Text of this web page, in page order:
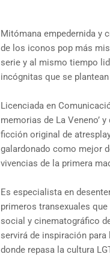
Mitómana empedernida y
de los iconos pop más
serie y al mismo tiempo
incógnitas que se
Licenciada en
memorias de La Veneno’
ficción original de
galardonado como mejor
vivencias de la primera
Es especialista en
primeros transexuales
social y cinematográfico
servirá de inspiración para
donde repasa la cultura